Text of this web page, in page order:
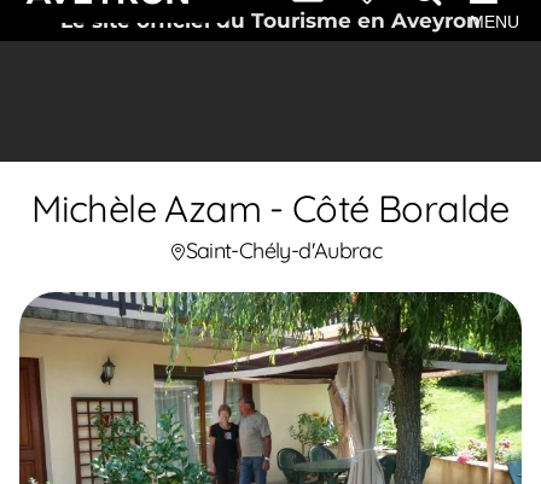
Le site officiel du Tourisme en AveyronMENU
Michèle Azam - Côté Boralde
Saint-Chély-d'Aubrac